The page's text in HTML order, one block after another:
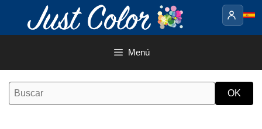
contenido
Menú